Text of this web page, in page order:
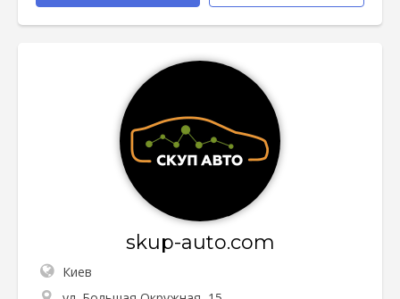
skup-auto.com
Киев